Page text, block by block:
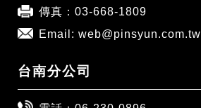
傳真：03-668-1809
Email: web@pinsyun.com.tw
台南分公司